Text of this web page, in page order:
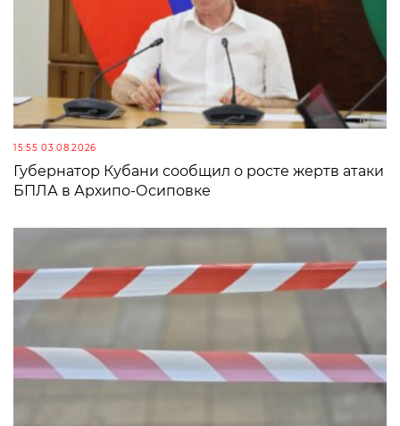
15:55 03.08.2026
Губернатор Кубани сообщил о росте жертв атаки
БПЛА в Архипо-Осиповке